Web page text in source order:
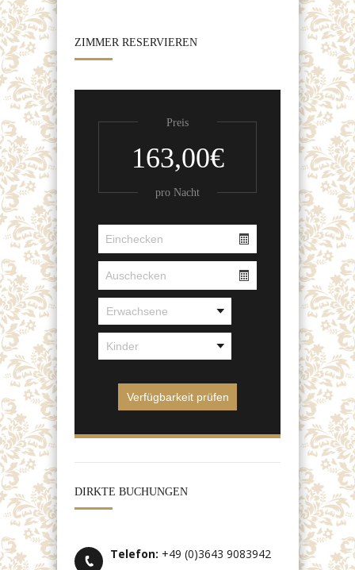
ZIMMER RESERVIEREN
Preis
163,00€
pro Nacht
DIRKTE BUCHUNGEN
Telefon: +49 (0)3643 9083942